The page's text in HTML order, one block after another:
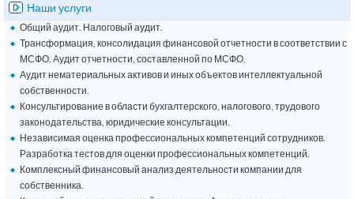
Наши услуги
Общий аудит. Налоговый аудит.
Трансформация, консолидация финансовой отчетности в соответствии с
МСФО. Аудит отчетности, составленной по МСФО.
Аудит нематериальных активов и иных объектов интеллектуальной
собственности.
Консультирование в области бухгалтерского, налогового, трудового
законодательства, юридические консультации.
Независимая оценка профессиональных компетенций сотрудников.
Разработка тестов для оценки профессиональных компетенций.
Комплексный финансовый анализ деятельности компании для
собственника.